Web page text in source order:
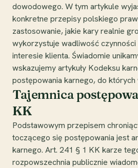
dowodowego. W tym artykule
konkretne przepisy polskiego
zastosowanie, jakie kary realnie
wykorzystuje wadliwość
interesie klienta. Świadomie
wskazujemy artykuły Kodeksu
postępowania karnego, do których
Tajemnica
KK
Podstawowym przepisem
toczącego się postępowania jest
karnego. Art. 241 § 1 KK karze
rozpowszechnia publicznie